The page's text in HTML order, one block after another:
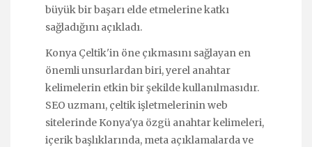
büyük bir başarı elde etmelerine katkı
sağladığını açıkladı.
Konya Çeltik'in öne çıkmasını sağlayan en
önemli unsurlardan biri, yerel anahtar
kelimelerin etkin bir şekilde kullanılmasıdır.
SEO uzmanı, çeltik işletmelerinin web
sitelerinde Konya'ya özgü anahtar kelimeleri,
içerik başlıklarında, meta açıklamalarda ve